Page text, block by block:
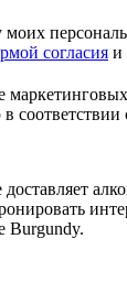
моих
согласия и
соответствии
Burgundy.